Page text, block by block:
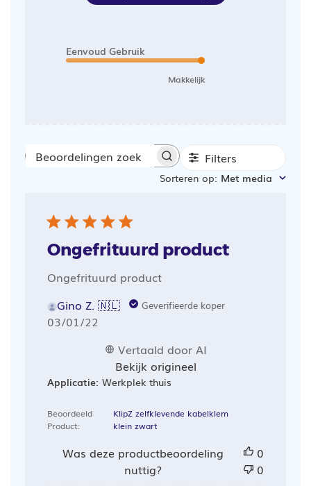
Eenvoud Gebruik
Makkelijk
Beoordelingen
Filters
Sorteren op: Met media
Ongefrituurd product
Ongefrituurd product
Gino Z. 🇳🇱
Geverifieerde koper
Publicatiedatum
03/01/22
Vertaald door AI
Bekijk origineel
Applicatie: Werkplek thuis
Beoordeeld
Product:
KlipZ zelfklevende kabelklem
klein zwart
Was deze productbeoordeling
nuttig?
0
0